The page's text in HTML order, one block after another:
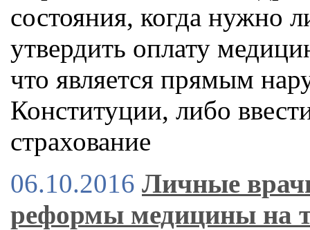
состояния, когда нужно
утвердить оплату
что является прямым
Конституции, либо
страхование
06.10.2016 Личные
реформы медицины на